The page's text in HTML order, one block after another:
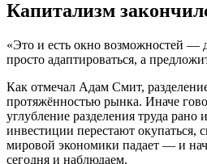
Капитализм
«Это и есть окно возможностей —
просто адаптироваться, а
Как отмечал Адам Смит,
протяжённостью рынка. Иначе
углубление разделения труда рано
инвестиции перестают окупаться,
мировой экономики падает — и
сегодня и наблюдаем.